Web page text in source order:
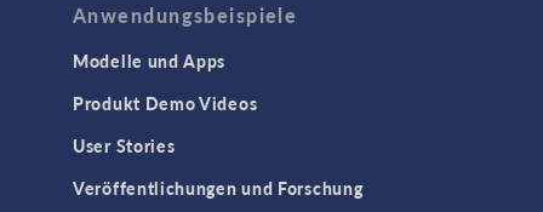
Anwendungsbeispiele
Modelle und Apps
Produkt Demo Videos
User Stories
Veröffentlichungen und Forschung